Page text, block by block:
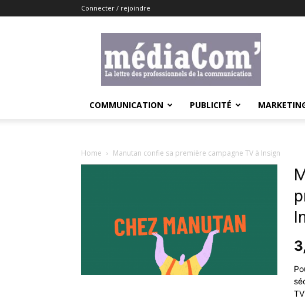
Connecter / rejoindre
COMMUNICATION PUBLICITÉ
Home Manutan confie sa première campagne TV à Insign